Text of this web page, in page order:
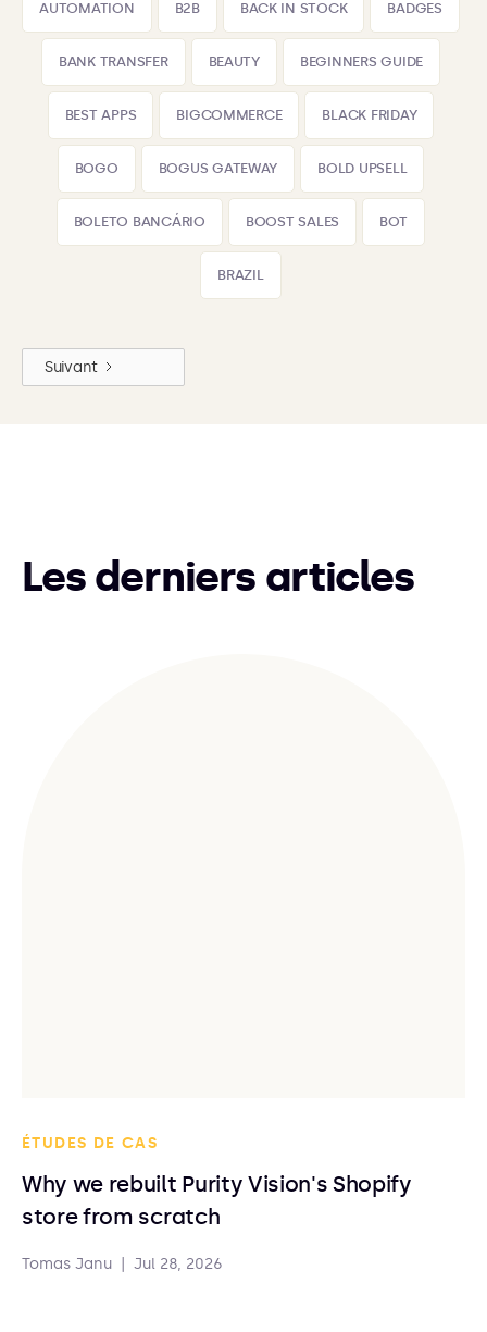
AUTOMATION B2B BACK IN STOCK BADGES
BANK TRANSFER BEAUTY BEGINNERS GUIDE
BEST APPS BIGCOMMERCE BLACK FRIDAY
BOGO BOGUS GATEWAY BOLD UPSELL
BOLETO BANCÁRIO BOOST SALES BOT
BRAZIL
Suivant
Les derniers articles
ÉTUDES DE CAS
Why we rebuilt Purity Vision's Shopify
store from scratch
Tomas Janu Jul 28, 2026